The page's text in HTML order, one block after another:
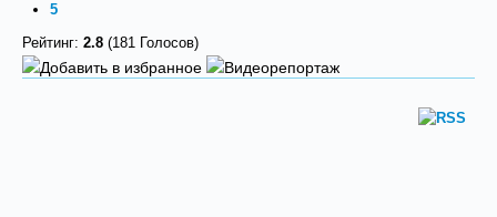
5
Рейтинг: 2.8 (181 Голосов)